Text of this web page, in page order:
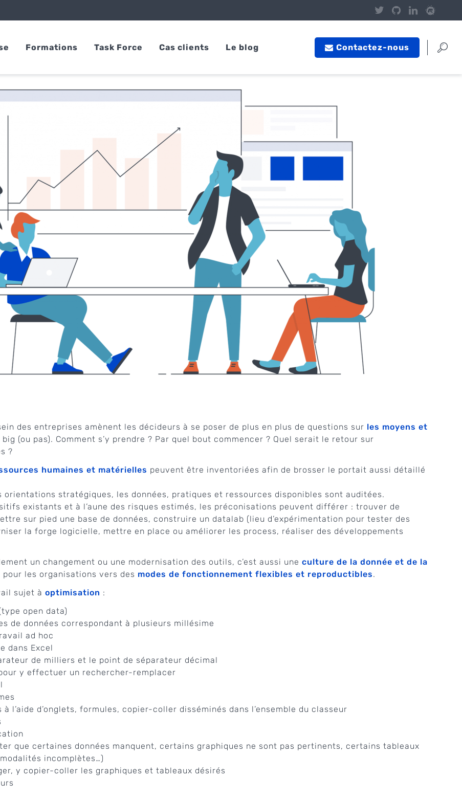
Formations Task Force Cas clients Le blog Contactez-nous
des entreprises amènent les décideurs à se poser de plus en plus de questions sur les moyens et
big (ou pas). Comment s’y prendre ? Par quel bout commencer ? Quel serait le retour sur
?
humaines et matérielles peuvent être inventoriées afin de brosser le portait aussi détaillé
stratégiques, les données, pratiques et ressources disponibles sont auditées.
existants et à l’aune des risques estimés, les préconisations peuvent différer : trouver de
sur pied une base de données, construire un datalab (lieu d’expérimentation pour tester des
la forge logicielle, mettre en place ou améliorer les process, réaliser des développements
un changement ou une modernisation des outils, c’est aussi une culture de la donnée et de la
les organisations vers des modes de fonctionnement flexibles et reproductibles.
sujet à optimisation :
open data)
de données correspondant à plusieurs millésime
ad hoc
dans Excel
de milliers et le point de séparateur décimal
y effectuer un rechercher-remplacer
l’aide d’onglets, formules, copier-coller disséminés dans l’ensemble du classeur
que certaines données manquent, certains graphiques ne sont pas pertinents, certains tableaux
incomplètes…)
y copier-coller les graphiques et tableaux désirés